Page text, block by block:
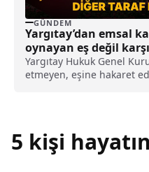
GÜNDEM
Yargıtay’dan emsal
oynayan eş değil
kusurlu sayıldı
Yargıtay Hukuk Genel
etmeyen, eşine hakaret
5 kişi